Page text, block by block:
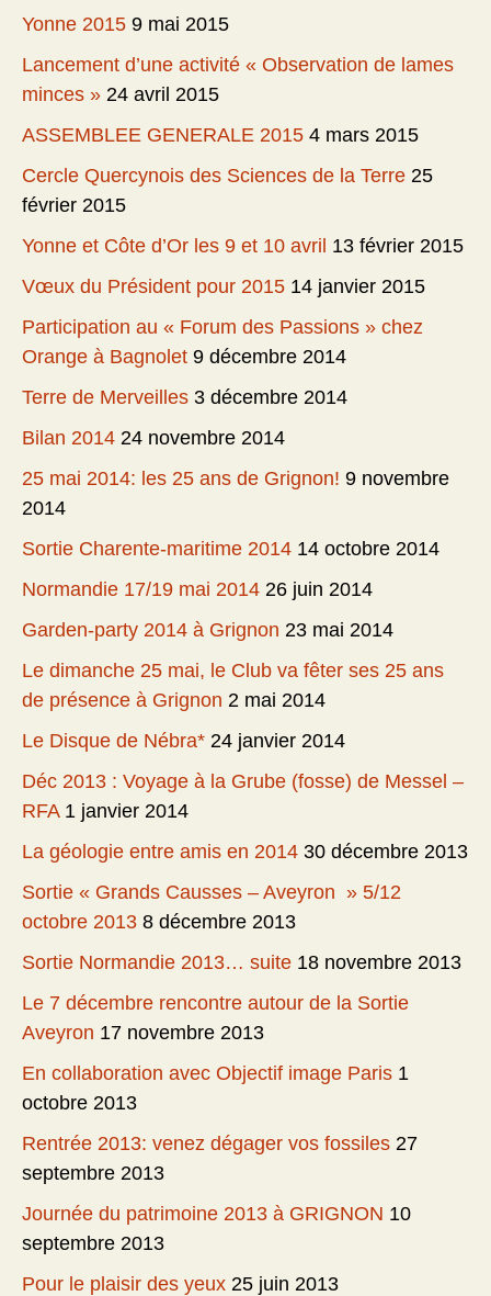
Yonne 2015 9 mai 2015
Lancement d’une activité « Observation de lames
minces » 24 avril 2015
ASSEMBLEE GENERALE 2015 4 mars 2015
Cercle Quercynois des Sciences de la Terre 25
février 2015
Yonne et Côte d’Or les 9 et 10 avril 13 février 2015
Vœux du Président pour 2015 14 janvier 2015
Participation au « Forum des Passions » chez
Orange à Bagnolet 9 décembre 2014
Terre de Merveilles 3 décembre 2014
Bilan 2014 24 novembre 2014
25 mai 2014: les 25 ans de Grignon! 9 novembre
2014
Sortie Charente-maritime 2014 14 octobre 2014
Normandie 17/19 mai 2014 26 juin 2014
Garden-party 2014 à Grignon 23 mai 2014
Le dimanche 25 mai, le Club va fêter ses 25 ans
de présence à Grignon 2 mai 2014
Le Disque de Nébra* 24 janvier 2014
Déc 2013 : Voyage à la Grube (fosse) de Messel –
RFA 1 janvier 2014
La géologie entre amis en 2014 30 décembre 2013
Sortie « Grands Causses – Aveyron » 5/12
octobre 2013 8 décembre 2013
Sortie Normandie 2013… suite 18 novembre 2013
Le 7 décembre rencontre autour de la Sortie
Aveyron 17 novembre 2013
En collaboration avec Objectif image Paris 1
octobre 2013
Rentrée 2013: venez dégager vos fossiles 27
septembre 2013
Journée du patrimoine 2013 à GRIGNON 10
septembre 2013
Pour le plaisir des yeux 25 juin 2013